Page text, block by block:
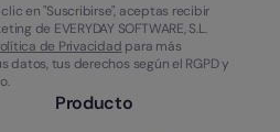
en "Suscribirse", aceptas recibir
de EVERYDAY SOFTWARE, S.L.
de Privacidad para más
datos, tus derechos según el RGPD y
Producto